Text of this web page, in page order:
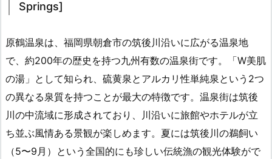
Springs]
原鶴温泉は、福岡県朝倉市の筑後川沿いに広がる温泉地
で、約200年の歴史を持つ九州有数の温泉街です。「W美肌
の湯」として知られ、硫黄泉とアルカリ性単純泉という2つ
の異なる泉質を持つことが最大の特徴です。温泉街は筑後
川の中流域に形成されており、川沿いに旅館やホテルが立
ち並ぶ風情ある景観が楽しめます。夏には筑後川の鵜飼い
（5〜9月）という全国的にも珍しい伝統漁の観光体験がで